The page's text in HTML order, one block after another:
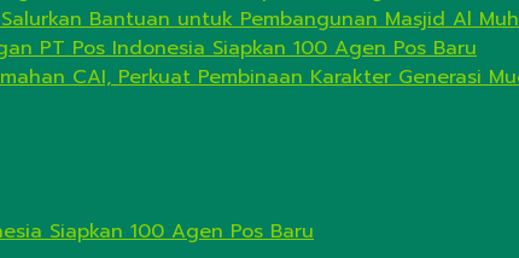
Bantuan untuk Pembangunan Masjid Al
PT Pos Indonesia Siapkan 100 Agen Pos Baru
CAI, Perkuat Pembinaan Karakter Generasi